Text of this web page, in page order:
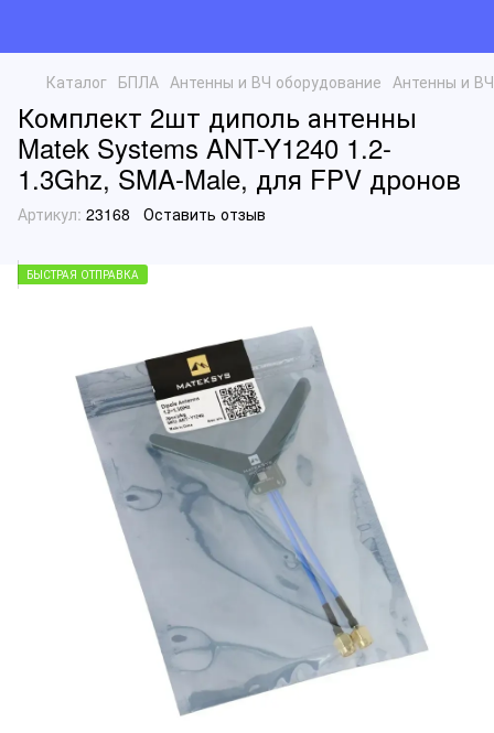
Каталог БПЛА Антенны и ВЧ оборудование Антенны и
Комплект 2шт диполь антенны
Matek Systems ANT-Y1240 1.2-
1.3Ghz, SMA-Male, для FPV дронов
Артикул: 23168 Оставить отзыв
БЫСТРАЯ ОТПРАВКА